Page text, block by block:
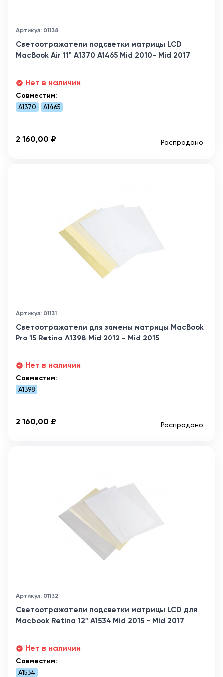
Артикул: 01138
Светоотражатели подсветки матрицы LCD
MacBook Air 11" A1370 A1465 Mid 2010- Mid 2017
Нет в наличии
Совместим:
A1370 A1465
2 160,00 ₽ Распродано
Артикул: 01131
Светоотражатели для замены матрицы MacBook
Pro 15 Retina A1398 Mid 2012 - Mid 2015
Нет в наличии
Совместим:
A1398
2 160,00 ₽ Распродано
Артикул: 01132
Светоотражатели подсветки матрицы LCD для
Macbook Retina 12" A1534 Mid 2015 - Mid 2017
Нет в наличии
Совместим:
A1534